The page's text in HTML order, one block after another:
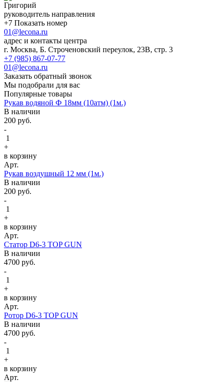
Григорий
руководитель направления
+7 Показать номер
01@lecona.ru
адрес и контакты центра
г. Москва, Б. Строченовский переулок, 23В, стр. 3
+7 (985) 867-07-77
01@lecona.ru
Заказать обратный звонок
Мы подобрали для вас
Популярные товары
Рукав водяной Ф 18мм (10атм) (1м.)
В наличии
200 руб.
-
1
+
в корзину
Арт.
Рукав воздушный 12 мм (1м.)
В наличии
200 руб.
-
1
+
в корзину
Арт.
Статор D6-3 TOP GUN
В наличии
4700 руб.
-
1
+
в корзину
Арт.
Ротор D6-3 TOP GUN
В наличии
4700 руб.
-
1
+
в корзину
Арт.